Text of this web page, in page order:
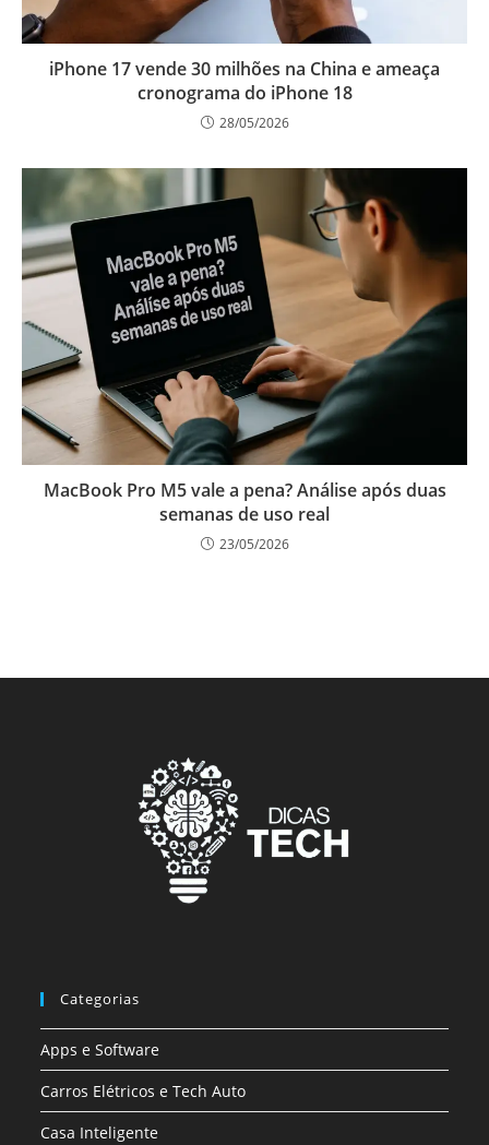
iPhone 17 vende 30 milhões na China e ameaça
cronograma do iPhone 18
28/05/2026
MacBook Pro M5 vale a pena? Análise após duas
semanas de uso real
23/05/2026
Categorias
Apps e Software
Carros Elétricos e Tech Auto
Casa Inteligente